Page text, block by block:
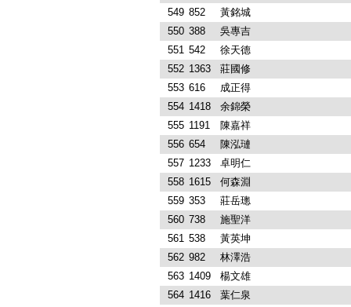
549 852
黃銘城
550 388
吳專吉
551 542
徐天德
552 1363
莊國修
553 616
成正得
554 1418
余錦榮
555 1191
陳嘉祥
556 654
陳泓璉
557 1233
卓明仁
558 1615
何森淵
559 353
莊岳璁
560 738
施聖洋
561 538
黃英坤
562 982
林澤浩
563 1409
楊文雄
564 1416
葉仁泉